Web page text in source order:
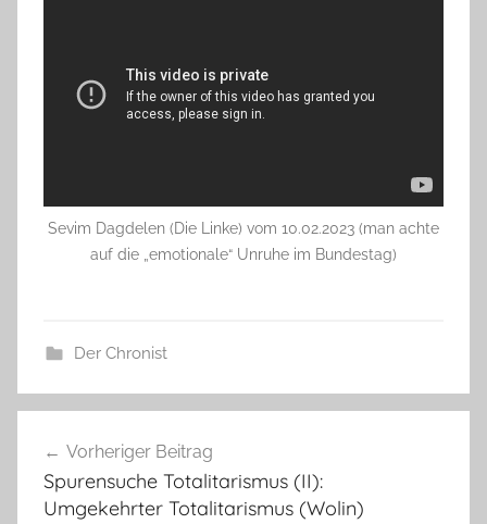
Sevim Dagdelen (Die Linke) vom 10.02.2023 (man achte
auf die „emotionale“ Unruhe im Bundestag)
Der Chronist
Vorheriger Beitrag
Spurensuche Totalitarismus (II):
Umgekehrter Totalitarismus (Wolin)